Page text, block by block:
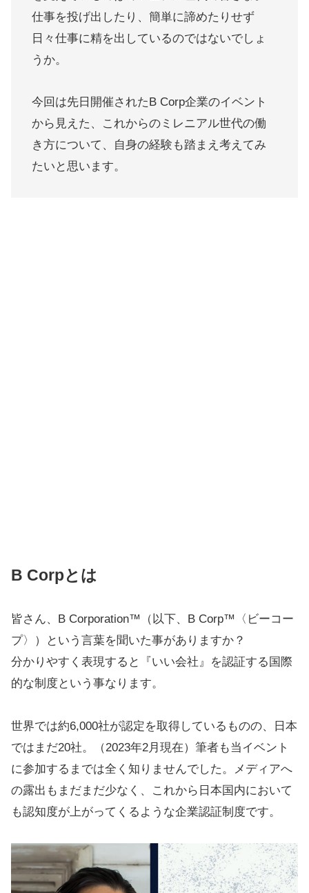
仕事を投げ出したり、簡単に諦めたりせず
日々仕事に精を出しているのではないでしょ
うか。
今回は先日開催されたB Corp企業のイベント
から見えた、これからのミレニアル世代の働
き方について、自身の経験も踏まえ考えてみ
たいと思います。
B Corpとは
皆さん、B Corporation™️（以下、B Corp™️〈ビーコー
プ〉）という言葉を聞いた事がありますか？
分かりやすく表現すると『いい会社』を認証する国際
的な制度という事なります。
世界では約6,000社が認定を取得しているものの、日本
ではまだ20社。（2023年2月現在）筆者も当イベント
に参加するまでは全く知りませんでした。メディアへ
の露出もまだまだ少なく、これから日本国内において
も認知度が上がってくるような企業認証制度です。